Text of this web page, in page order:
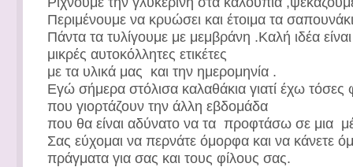
Περιμένουμε να κρυώσει και έτοιμα τα
Πάντα τα τυλίγουμε με μεμβράνη .Καλή ιδέα
μικρές αυτοκόλλητες ετικέτες
με τα υλικά μας και την ημερομηνία .
Εγώ σήμερα στόλισα καλαθάκια γιατί έχω τόσες
που γιορτάζουν την άλλη εβδομάδα
που θα είναι αδύνατο να τα προφτάσω σε μια
Σας εύχομαι να περνάτε όμορφα και να κάνετε
πράγματα για σας και τους φίλους σας.